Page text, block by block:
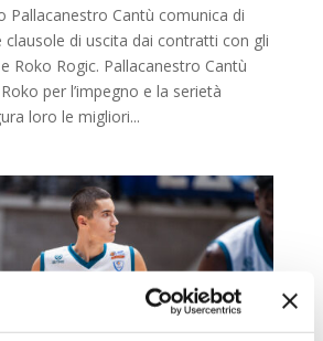
Pallacanestro Cantù comunica di
clausole di uscita dai contratti con gli
Roko Rogic. Pallacanestro Cantù
per l’impegno e la serietà
loro le migliori...